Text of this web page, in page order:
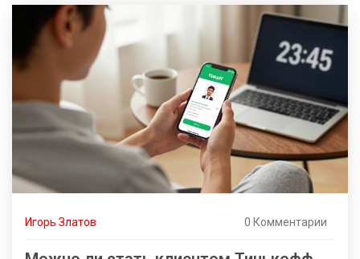
Игорь Златов 0 Комментарии